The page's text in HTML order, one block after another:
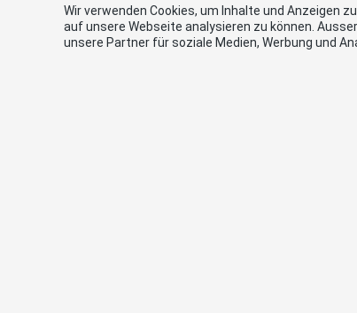
Wir verwenden Cookies, um Inhalte und Anzeigen
auf unsere Webseite analysieren zu können.
unsere Partner für soziale Medien, Werbung und